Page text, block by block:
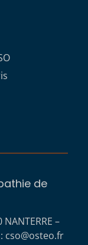
de
–
cso@osteo.fr